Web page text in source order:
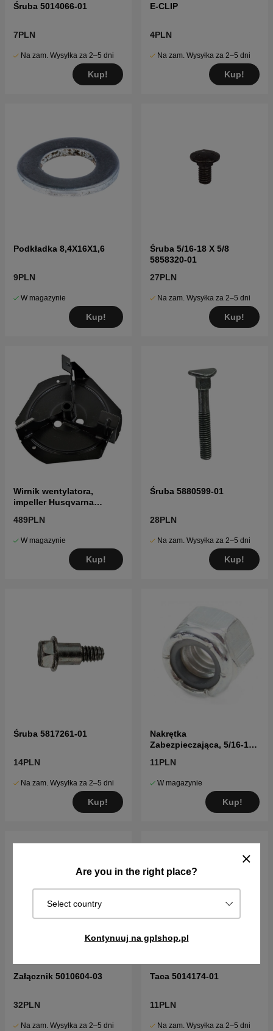
Are you in the right place?
Select country
Kontynuuj na gplshop.pl
Śruba 5014066-01
7PLN
Na zam. Wysyłka za 2–5 dni
Kup!
E-CLIP
4PLN
Na zam. Wysyłka za 2–5 dni
Kup!
Podkładka 8,4X16X1,6
9PLN
W magazynie
Kup!
Śruba 5/16-18 X 5/8
5858320-01
27PLN
Na zam. Wysyłka za 2–5 dni
Kup!
Wirnik wentylatora,
impeller Husqvarna
ST2361
489PLN
W magazynie
Kup!
Śruba 5880599-01
28PLN
Na zam. Wysyłka za 2–5 dni
Kup!
Śruba 5817261-01
14PLN
Na zam. Wysyłka za 2–5 dni
Kup!
Nakrętka
Zabezpieczająca, 5/16-18
11PLN
W magazynie
Kup!
Załącznik 5010604-03
32PLN
Na zam. Wysyłka za 2–5 dni
Taca 5014174-01
11PLN
Na zam. Wysyłka za 2–5 dni